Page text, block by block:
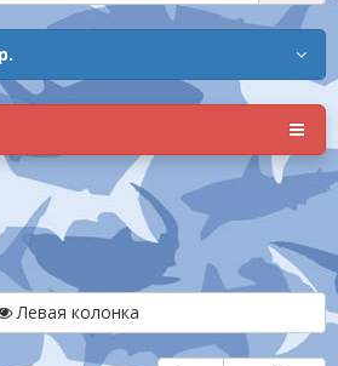
Левая колонка